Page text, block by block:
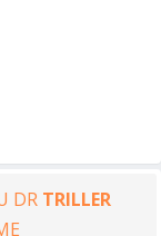
DR TRILLER